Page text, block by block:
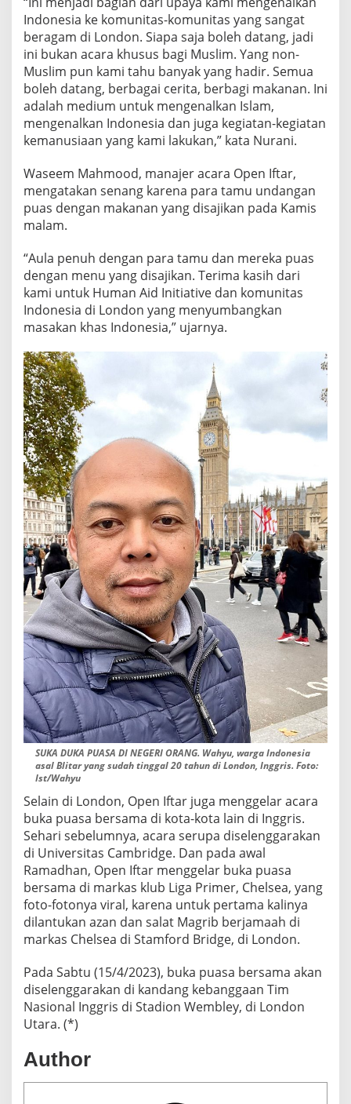
Indonesia ke komunitas-komunitas yang sangat
beragam di London. Siapa saja boleh datang, jadi
ini bukan acara khusus bagi Muslim. Yang non-
Muslim pun kami tahu banyak yang hadir. Semua
boleh datang, berbagai cerita, berbagi makanan. Ini
adalah medium untuk mengenalkan Islam,
mengenalkan Indonesia dan juga kegiatan-kegiatan
kemanusiaan yang kami lakukan,” kata Nurani.
Waseem Mahmood, manajer acara Open Iftar,
mengatakan senang karena para tamu undangan
puas dengan makanan yang disajikan pada Kamis
malam.
“Aula penuh dengan para tamu dan mereka puas
dengan menu yang disajikan. Terima kasih dari
kami untuk Human Aid Initiative dan komunitas
Indonesia di London yang menyumbangkan
masakan khas Indonesia,” ujarnya.
SUKA DUKA PUASA DI NEGERI ORANG. Wahyu, warga Indonesia
asal Blitar yang sudah tinggal 20 tahun di London, Inggris. Foto:
Ist/Wahyu
Selain di London, Open Iftar juga menggelar acara
buka puasa bersama di kota-kota lain di Inggris.
Sehari sebelumnya, acara serupa diselenggarakan
di Universitas Cambridge. Dan pada awal
Ramadhan, Open Iftar menggelar buka puasa
bersama di markas klub Liga Primer, Chelsea, yang
foto-fotonya viral, karena untuk pertama kalinya
dilantukan azan dan salat Magrib berjamaah di
markas Chelsea di Stamford Bridge, di London.
Pada Sabtu (15/4/2023), buka puasa bersama akan
diselenggarakan di kandang kebanggaan Tim
Nasional Inggris di Stadion Wembley, di London
Utara. (*)
Author